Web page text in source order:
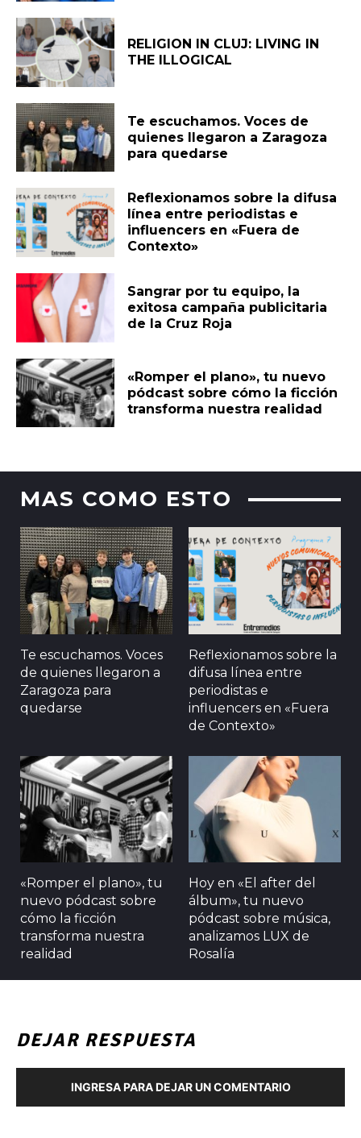
RELIGION IN CLUJ: LIVING IN
THE ILLOGICAL
Te escuchamos. Voces de
quienes llegaron a Zaragoza
para quedarse
Reflexionamos sobre la difusa
línea entre periodistas e
influencers en «Fuera de
Contexto»
Sangrar por tu equipo, la
exitosa campaña publicitaria
de la Cruz Roja
«Romper el plano», tu nuevo
pódcast sobre cómo la ficción
transforma nuestra realidad
MAS COMO ESTO
Te escuchamos. Voces
de quienes llegaron a
Zaragoza para
quedarse
Reflexionamos sobre la
difusa línea entre
periodistas e
influencers en «Fuera
de Contexto»
«Romper el plano», tu
nuevo pódcast sobre
cómo la ficción
transforma nuestra
realidad
Hoy en «El after del
álbum», tu nuevo
pódcast sobre música,
analizamos LUX de
Rosalía
DEJAR RESPUESTA
INGRESA PARA DEJAR UN COMENTARIO